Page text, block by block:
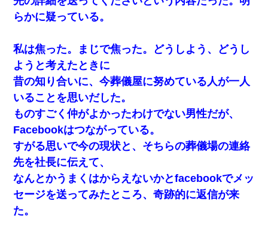
らかに疑っている。
私は焦った。まじで焦った。どうしよう、どうし
ようと考えたときに
昔の知り合いに、今葬儀屋に努めている人が一人
いることを思いだした。
ものすごく仲がよかったわけでない男性だが、
Facebookはつながっている。
すがる思いで今の現状と、そちらの葬儀場の連絡
先を社長に伝えて、
なんとかうまくはからえないかとfacebookでメッ
セージを送ってみたところ、奇跡的に返信が来
た。